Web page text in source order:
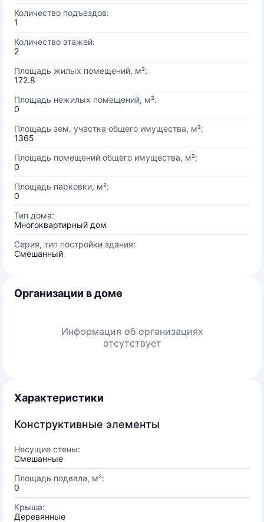
Количество подъездов:
1
Количество этажей:
2
Площадь жилых помещений, м²:
172.8
Площадь нежилых помещений, м²:
0
Площадь зем. участка общего имущества, м²:
1365
Площадь помещений общего имущества, м²:
0
Площадь парковки, м²:
0
Тип дома:
Многоквартирный дом
Серия, тип постройки здания:
Смешанный
Организации в доме
Информация об организациях
отсутствует
Характеристики
Конструктивные элементы
Несущие стены:
Смешанные
Площадь подвала, м²:
0
Крыша:
Деревянные